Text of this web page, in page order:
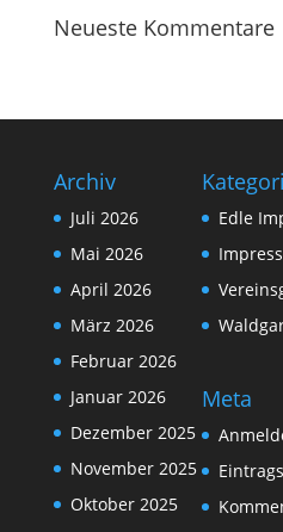
Neueste Kommentare
Archiv
Juli 2026
Mai 2026
April 2026
März 2026
Februar 2026
Januar 2026
Dezember 2025
November 2025
Oktober 2025
Edle
Meta